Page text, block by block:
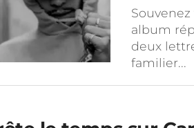
album
deux
familier...